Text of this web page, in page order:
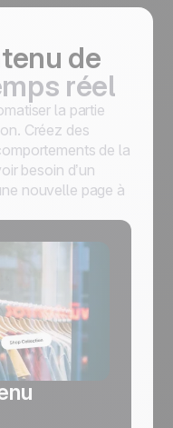
de
réel
la partie
Créez des
de la
besoin d’un
nouvelle page à